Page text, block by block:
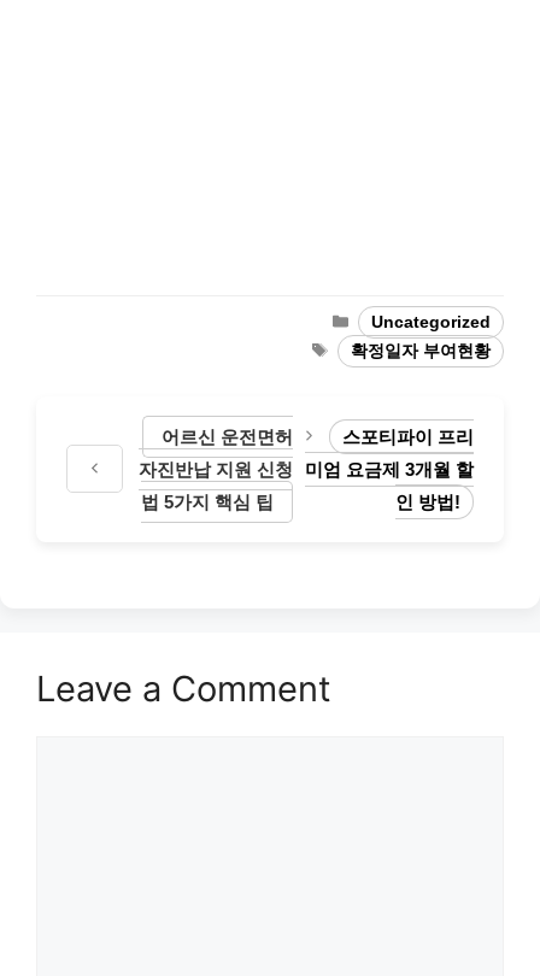
Categories
Uncategorized
Tags확정일자 부여현황
어르신 운전면허
자진반납 지원 신청
법 5가지 핵심 팁
스포티파이 프리
미엄 요금제 3개월 할
인 방법!
Leave a Comment